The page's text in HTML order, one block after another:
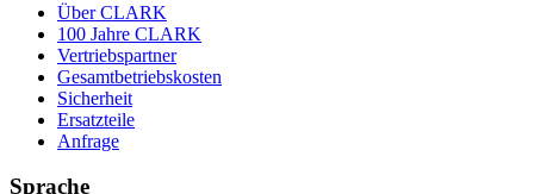
Über CLARK
100 Jahre CLARK
Vertriebspartner
Gesamtbetriebskosten
Sicherheit
Ersatzteile
Anfrage
Sprache